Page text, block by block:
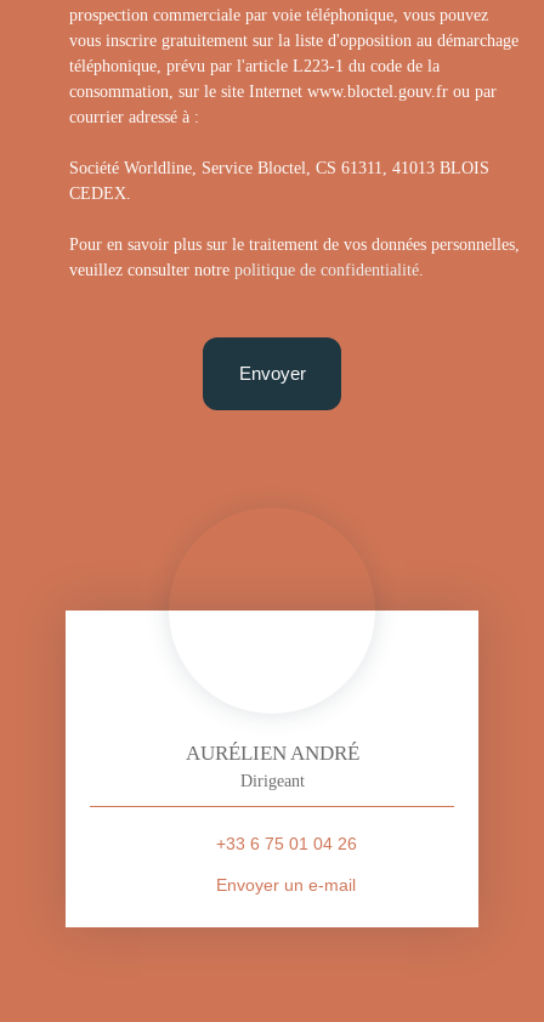
prospection commerciale par voie téléphonique, vous pouvez
vous inscrire gratuitement sur la liste d'opposition au démarchage
téléphonique, prévu par l'article L223-1 du code de la
consommation, sur le site Internet www.bloctel.gouv.fr ou par
courrier adressé à :
Société Worldline, Service Bloctel, CS 61311, 41013 BLOIS
CEDEX.
Pour en savoir plus sur le traitement de vos données personnelles,
veuillez consulter notre politique de confidentialité
Envoyer
AURÉLIEN ANDRÉ
Dirigeant
+33 6 75 01 04 26
Envoyer un e-mail